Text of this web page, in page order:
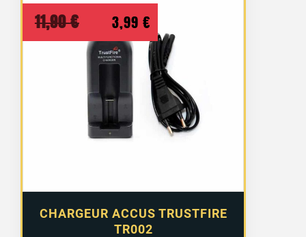
CHARGEUR ACCUS TRUSTFIRE
TR002
11,90€
Le
prix
initial
était :
11,90 €.
3,99 €
prix
actuel
est :
3,99 €.